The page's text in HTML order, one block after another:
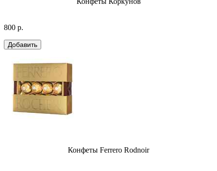
800 р.
Конфеты Ferrero Rodnoir